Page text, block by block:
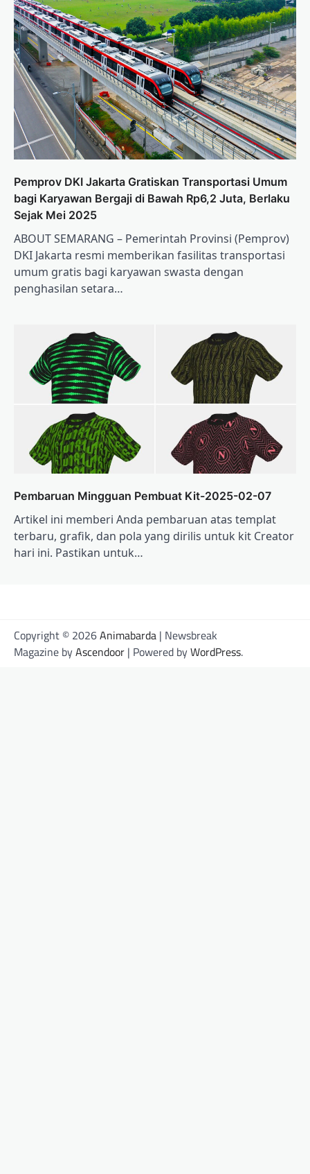
Pemprov DKI Jakarta Gratiskan Transportasi Umum
bagi Karyawan Bergaji di Bawah Rp6,2 Juta, Berlaku
Sejak Mei 2025
ABOUT SEMARANG – Pemerintah Provinsi (Pemprov)
DKI Jakarta resmi memberikan fasilitas transportasi
umum gratis bagi karyawan swasta dengan
penghasilan setara…
Pembaruan Mingguan Pembuat Kit-2025-02-07
Artikel ini memberi Anda pembaruan atas templat
terbaru, grafik, dan pola yang dirilis untuk kit Creator
hari ini. Pastikan untuk…
Copyright © 2026Animabarda | Newsbreak
Magazine byAscendoor | Powered byWordPress.